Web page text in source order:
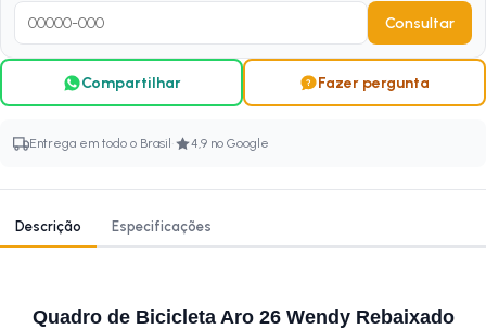
Consultar
Compartilhar Fazer pergunta
Entrega em todo o Brasil · 4,9 no Google
Descrição Especificações
Quadro de Bicicleta Aro 26 Wendy Rebaixado